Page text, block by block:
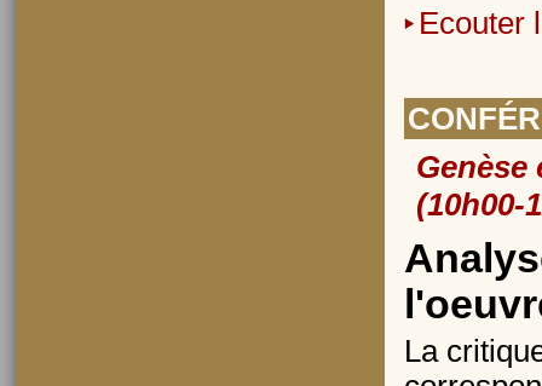
Ecouter
Genèse
(10h00-
La